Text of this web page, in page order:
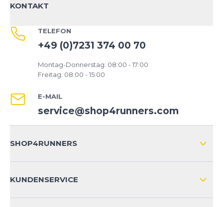
KONTAKT
TELEFON
+49 (0)7231 374 00 70
Montag-Donnerstag: 08:00 - 17:00
Freitag: 08:00 - 15:00
E-MAIL
service@shop4runners.com
SHOP4RUNNERS
KUNDENSERVICE